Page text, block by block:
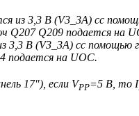
из 3,3 В (V3_3A) cс
Q207 Q209 подается на
3,3 В (V3_3A) cс помощью
подается на UOC.
17"), если VPP=5 В, то I